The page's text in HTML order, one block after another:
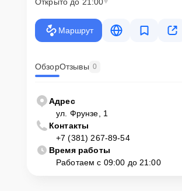
Маршрут
ОбзорОтзывы 0
Адрес
ул. Фрунзе, 1
Контакты
+7 (381) 267-89-54
Время работы
Работаем с 09:00 до 21:00